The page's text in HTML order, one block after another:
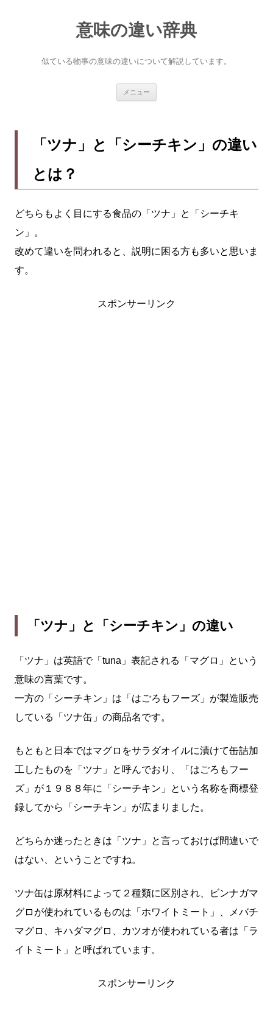
意味の違い辞典
似ている物事の意味の違いについて解説しています。
メニュー
へ
ス
「ツナ」と「シーチキン」の違い
とは？
どちらもよく目にする食品の「ツナ」と「シーチキ
ン」。
改めて違いを問われると、説明に困る方も多いと思いま
す。
スポンサーリンク
「ツナ」と「シーチキン」の違い
「ツナ」は英語で「tuna」表記される「マグロ」という
意味の言葉です。
一方の「シーチキン」は「はごろもフーズ」が製造販売
している「ツナ缶」の商品名です。
もともと日本ではマグロをサラダオイルに漬けて缶詰加
工したものを「ツナ」と呼んでおり、「はごろもフー
ズ」が１９８８年に「シーチキン」という名称を商標登
録してから「シーチキン」が広まりました。
どちらか迷ったときは「ツナ」と言っておけば間違いで
はない、ということですね。
ツナ缶は原材料によって２種類に区別され、ビンナガマ
グロが使われているものは「ホワイトミート」、メバチ
マグロ、キハダマグロ、カツオが使われている者は「ラ
イトミート」と呼ばれています。
スポンサーリンク